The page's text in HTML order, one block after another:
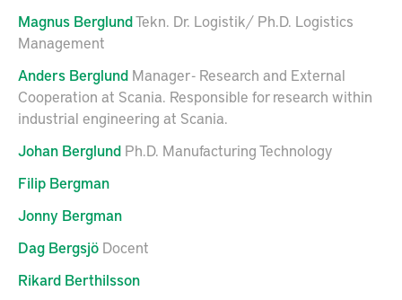
Magnus BerglundTekn. Dr. Logistik/ Ph.D. Logistics
Management
Anders Berglund Manager - Research and External
Cooperation at Scania. Responsible for research within
industrial engineering at Scania.
Johan Berglund Ph.D. Manufacturing Technology
Filip Bergman
Jonny Bergman
Dag Bergsjö Docent
Rikard Berthilsson